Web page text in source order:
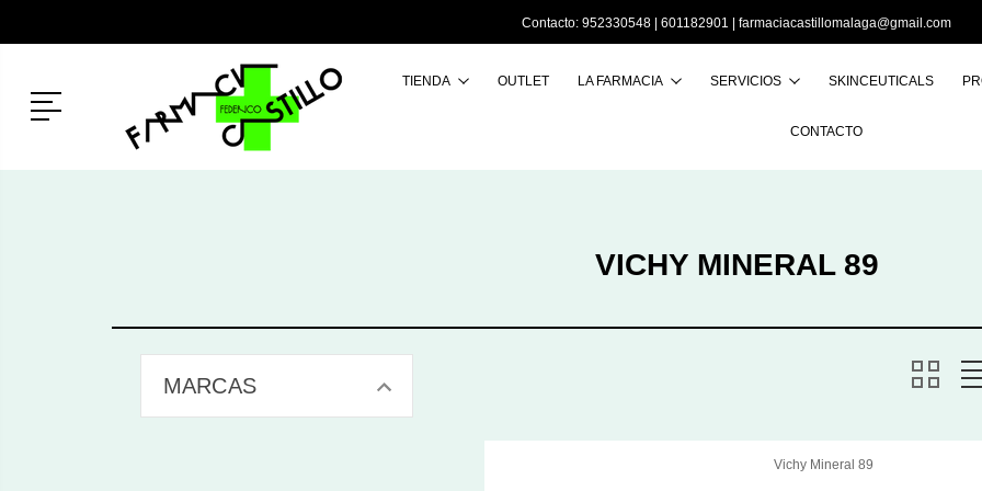
Contacto: 952330548 | 601182901 | farmaciacastillomalaga@gmail.com
Menú
TIENDA OUTLET LA FARMACIA SERVICIOS SKINCEUTICALS
CONTACTO
VICHY MINERAL 89
MARCAS
Vichy Mineral 89